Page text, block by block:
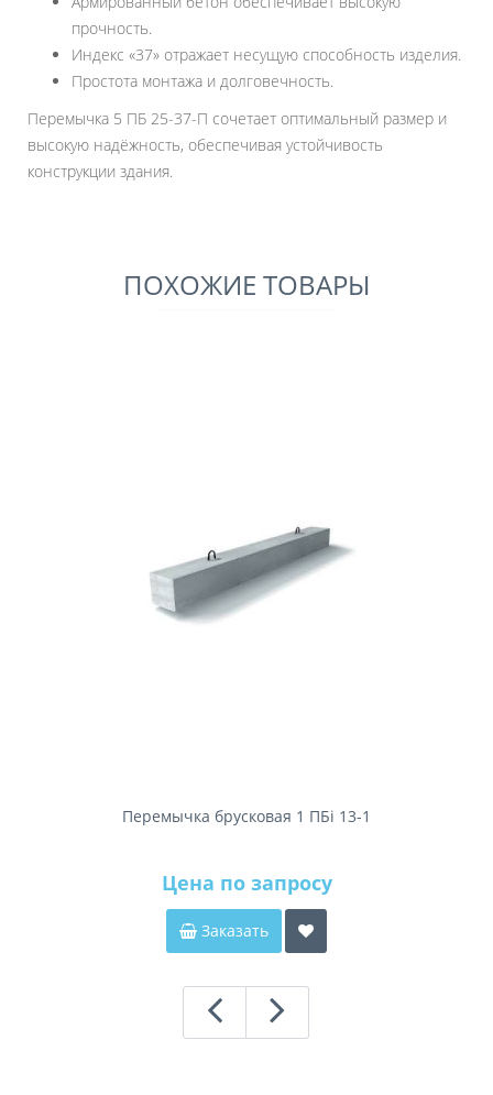
прочность.
Индекс «37» отражает несущую способность изделия.
Простота монтажа и долговечность.
Перемычка 5 ПБ 25-37-П сочетает оптимальный размер и
высокую надёжность, обеспечивая устойчивость
конструкции здания.
ПОХОЖИЕ ТОВАРЫ
Перемычка брусковая 1 ПБі 13-1
Цена по запросу
Заказать